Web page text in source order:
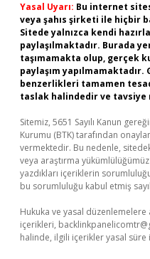
Yasal Uyarı: Bu internet
veya şahıs şirketi ile hiçbir
Sitede yalnızca kendi
paylaşılmaktadır. Burada
taşımamakta olup, gerçek
paylaşım
benzerlikleri tamamen
taslak halindedir ve tavsiye
Sitemiz, 5651 Sayılı Kanun
Kurumu (BTK) tarafından
vermektedir. Bu nedenle,
veya araştırma
yazdıkları içeriklerin
bu sorumluluğu kabul etmiş
Hukuka ve yasal düzenlemelere
içerikleri,
halinde, ilgili içerikler yasal süre